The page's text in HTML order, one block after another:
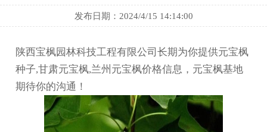
发布日期：2024/4/15 14:14:00
陕西宝枫园林科技工程有限公司长期为你提供元宝枫
种子,甘肃元宝枫,兰州元宝枫价格信息，元宝枫基地
期待你的沟通！